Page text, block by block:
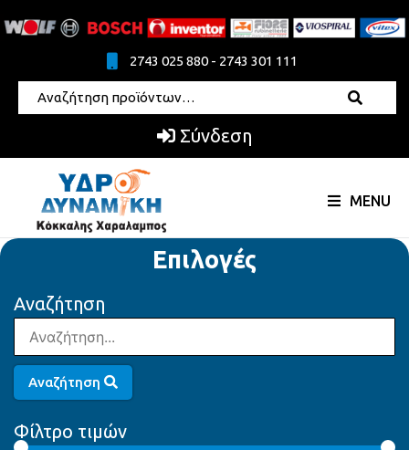
2743 025 880 - 2743 301 111
Σύνδεση
MENU
Επιλογές
Αναζήτηση
Αναζήτηση
Φίλτρο τιμών